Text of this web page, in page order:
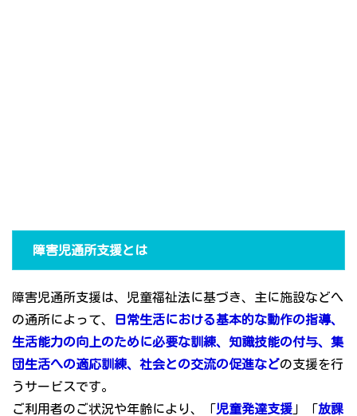
障害児通所支援とは
障害児通所支援は、児童福祉法に基づき、主に施設などへ
の通所によって、
日常生活における基本的な動作の指導、
生活能力の向上のために必要な訓練、知識技能の付与、集
団生活への適応訓練、社会との交流の促進などの支援を行
うサービスです。
ご利用者のご状況や年齢により、「児童発達支援 」「放課